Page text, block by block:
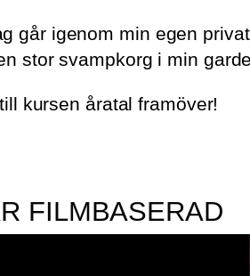
går igenom min egen
stor svampkorg i min
kursen åratal framöver!
FILMBASERAD